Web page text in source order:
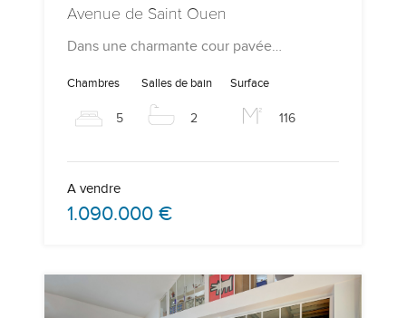
Avenue de Saint Ouen
Dans une charmante cour pavée…
Chambres
5
Salles de bain
2
Surface
116
A vendre
1.090.000 €